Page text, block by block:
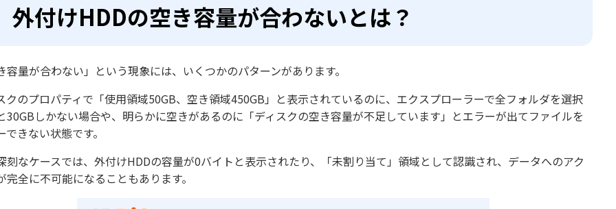
外付けHDDの空き容量が合わないとは？
容量が合わない」という現象には、いくつかのパターンがあります。
クのプロパティで「使用領域50GB、空き領域450GB」と表示されているのに、エクスプローラーで全フォルダを選択
30GBしかない場合や、明らかに空きがあるのに「ディスクの空き容量が不足しています」とエラーが出てファイルを
できない状態です。
刻なケースでは、外付けHDDの容量が0バイトと表示されたり、「未割り当て」領域として認識され、データへのアク
完全に不可能になることもあります。